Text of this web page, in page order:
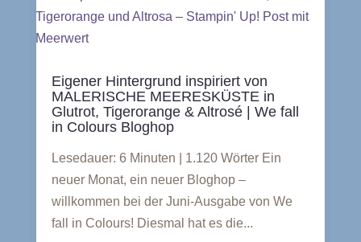
Eigener Hintergrund inspiriert von
MALERISCHE MEERESKÜSTE in
Glutrot, Tigerorange & Altrosé | We fall
in Colours Bloghop
Lesedauer: 6 Minuten | 1.120 Wörter Ein
neuer Monat, ein neuer Bloghop –
willkommen bei der Juni-Ausgabe von We
fall in Colours! Diesmal hat es die...